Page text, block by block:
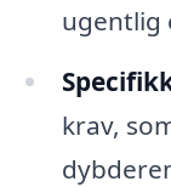
ugentlig
krav,